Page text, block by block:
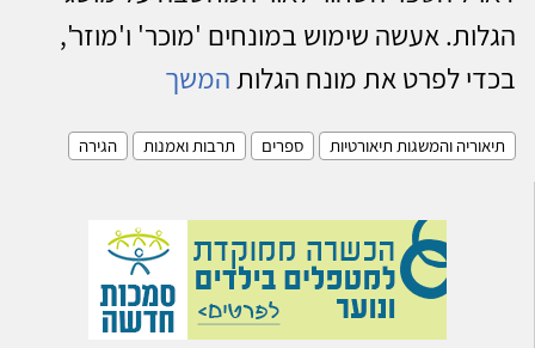
הגלות. אעשה שימוש במונחים 'מוכר' ו'מוזר',
בכדי לפרט את מונח הגלותהמשך
תיאוריה והמשגות תיאורטיות ספרים תרבות ואמנות הגירה